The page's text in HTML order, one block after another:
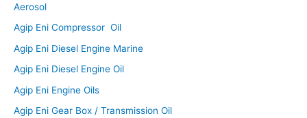
Aerosol
Agip Eni Compressor Oil
Agip Eni Diesel Engine Marine
Agip Eni Diesel Engine Oil
Agip Eni Engine Oils
Agip Eni Gear Box / Transmission Oil